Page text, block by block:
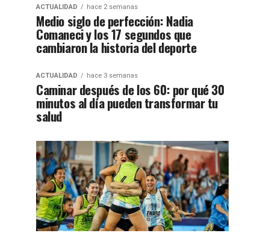
ACTUALIDAD hace 2 semanas
Medio siglo de perfección: Nadia
Comaneci y los 17 segundos que
cambiaron la historia del deporte
ACTUALIDAD hace 3 semanas
Caminar después de los 60: por qué 30
minutos al día pueden transformar tu
salud